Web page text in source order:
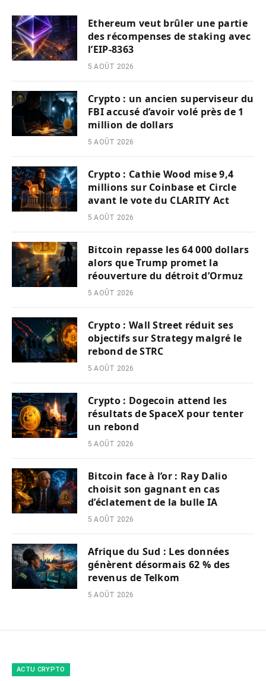
Ethereum veut brûler une partie
des récompenses de staking avec
l’EIP-8363
5 AOÛT 2026
Crypto : un ancien superviseur du
FBI accusé d’avoir volé près de 1
million de dollars
5 AOÛT 2026
Crypto : Cathie Wood mise 9,4
millions sur Coinbase et Circle
avant le vote du CLARITY Act
5 AOÛT 2026
Bitcoin repasse les 64 000 dollars
alors que Trump promet la
réouverture du détroit d’Ormuz
5 AOÛT 2026
Crypto : Wall Street réduit ses
objectifs sur Strategy malgré le
rebond de STRC
5 AOÛT 2026
Crypto : Dogecoin attend les
résultats de SpaceX pour tenter
un rebond
5 AOÛT 2026
Bitcoin face à l’or : Ray Dalio
choisit son gagnant en cas
d’éclatement de la bulle IA
5 AOÛT 2026
Afrique du Sud : Les données
génèrent désormais 62 % des
revenus de Telkom
5 AOÛT 2026
ACTU CRYPTO